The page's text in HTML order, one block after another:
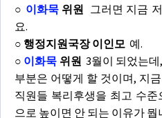
○ 이화묵위원 그러면 지금
요.
○ 행정지원국장 이인모 예.
○ 이화묵 위원 3월이 되었는
부분은 어떻게 할 것이며, 지
직원들 복리후생을 최고 수
으로 높이면 안 되는 이유가 뭡